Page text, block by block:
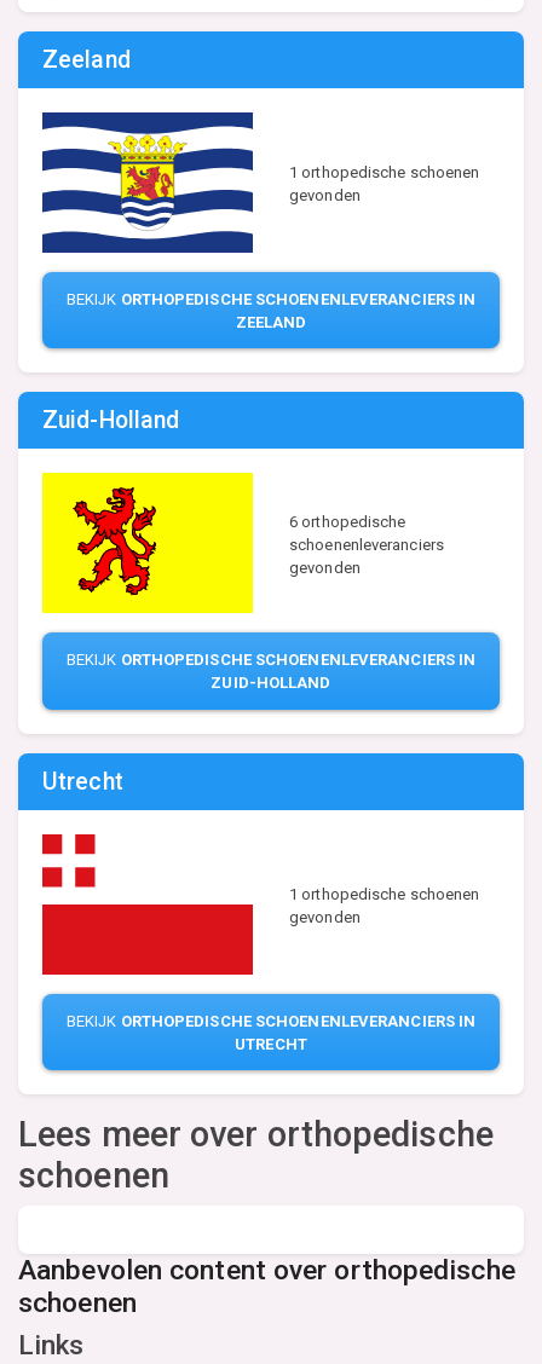
Zeeland
1 orthopedische schoenen
gevonden
BEKIJK ORTHOPEDISCHE SCHOENENLEVERANCIERS IN
ZEELAND
Zuid-Holland
6 orthopedische
schoenenleveranciers
gevonden
BEKIJK ORTHOPEDISCHE SCHOENENLEVERANCIERS IN
ZUID-HOLLAND
Utrecht
1 orthopedische schoenen
gevonden
BEKIJK ORTHOPEDISCHE SCHOENENLEVERANCIERS IN
UTRECHT
Lees meer over orthopedische
schoenen
Aanbevolen content over orthopedische
schoenen
Links